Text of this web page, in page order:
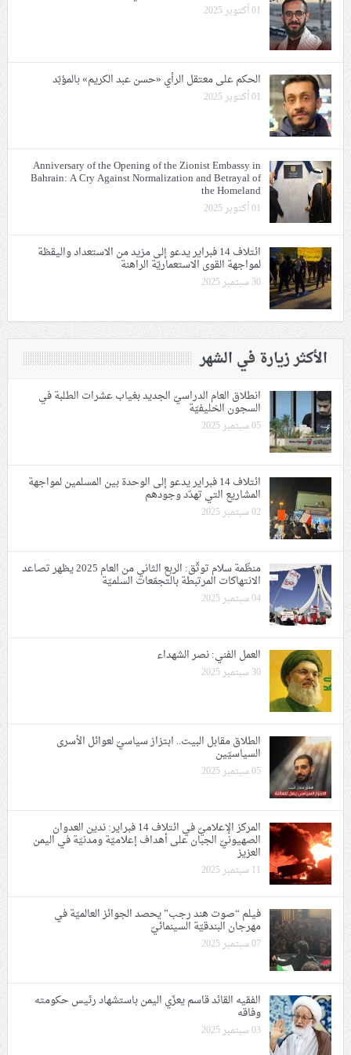
01 أكتوبر 2025
الحكم على معتقل الرأي «حسن عبد الكريم» بالمؤبّد
01 أكتوبر 2025
Anniversary of the Opening of the Zionist Embassy in
Bahrain: A Cry Against Normalization and Betrayal of
the Homeland
01 أكتوبر 2025
ائتلاف 14 فبراير يدعو إلى مزيد من الاستعداد واليقظة
لمواجهة القوى الاستعماريّة الراهنة
30 سبتمبر 2025
الأكثر زيارة في الشهر
انطلاق العام الدراسيّ الجديد بغياب عشرات الطلبة في
السجون الخليفيّة
05 سبتمبر 2025
ائتلاف 14 فبراير يدعو إلى الوحدة بين المسلمين لمواجهة
المشاريع التي تهدّد وجودهم
02 سبتمبر 2025
منظّمة سلام توثّق: اﻟﺮﺑﻊ اﻟﺜﺎﻧﻲ ﻣﻦ العام 2025 يظهر تصاعد
الانتهاكات المرتبطة بالتجمّعات السلميّة
04 سبتمبر 2025
العمل الفني: نصر الشهداء
30 سبتمبر 2025
الطلاق مقابل البيت.. ابتزاز سياسيّ لعوائل الأسرى
السياسيّين
05 سبتمبر 2025
المركز الإعلاميّ في ائتلاف 14 فبراير: ندين العدوان
الصهيونيّ الجبان على أهداف إعلاميّة ومدنيّة في اليمن
العزيز
11 سبتمبر 2025
فيلم “صوت هند رجب” يحصد الجوائز العالميّة في
مهرجان البندقيّة السينمائيّ
07 سبتمبر 2025
الفقيه القائد قاسم يعزّي اليمن باستشهاد رئيس حكومته
وفاقه
03 سبتمبر 2025